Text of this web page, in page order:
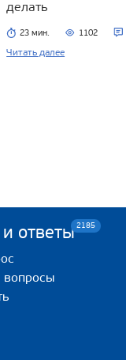
делать
23 мин. 1102
Читать далее
ответы2185
вопросы